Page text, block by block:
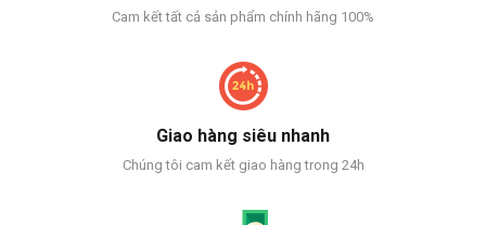
Cam kết tất cả sản phẩm chính hãng 100%
Giao hàng siêu nhanh
Chúng tôi cam kết giao hàng trong 24h